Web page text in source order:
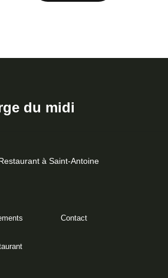
du midi
à Saint-Antoine
Contact